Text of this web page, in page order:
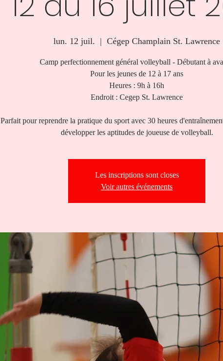
lun. 12 juil.
  |
Cégep Champlain St. Lawrence
Camp perfectionnement général volleyball - Débutant à
Pour les jeunes de 12 à 17 ans
Heures : 9h à 16h
Endroit : Cegep St. Lawrence
Parfait pour reprendre la pratique du sport avec 30 heures
développer les aptitudes de joueuse de volleyball.
Les inscriptions sont closes
Voir autres événements